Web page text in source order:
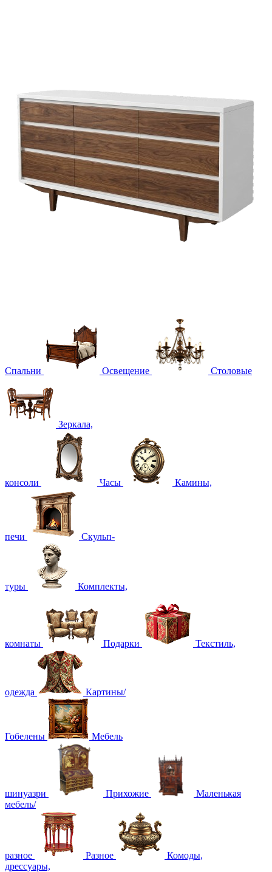
Спальни Освещение Столовые
Зеркала,
консоли Часы Камины,
печи Скульп-
туры Комплекты,
комнаты Подарки Текстиль,
одежда Картины/
Гобелены Мебель
шинуазри Прихожие
Маленькая
мебель/
разное Разное
Комоды,
дрессуары,